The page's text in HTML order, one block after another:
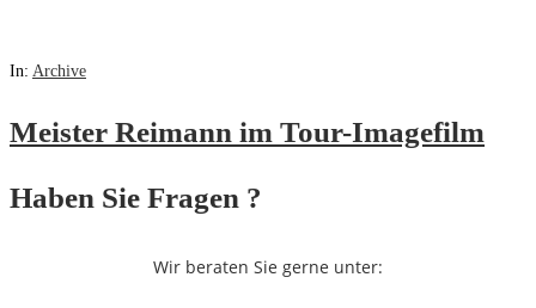
In: Archive
Meister Reimann im Tour-Imagefilm
Haben Sie Fragen ?
Wir beraten Sie gerne unter: